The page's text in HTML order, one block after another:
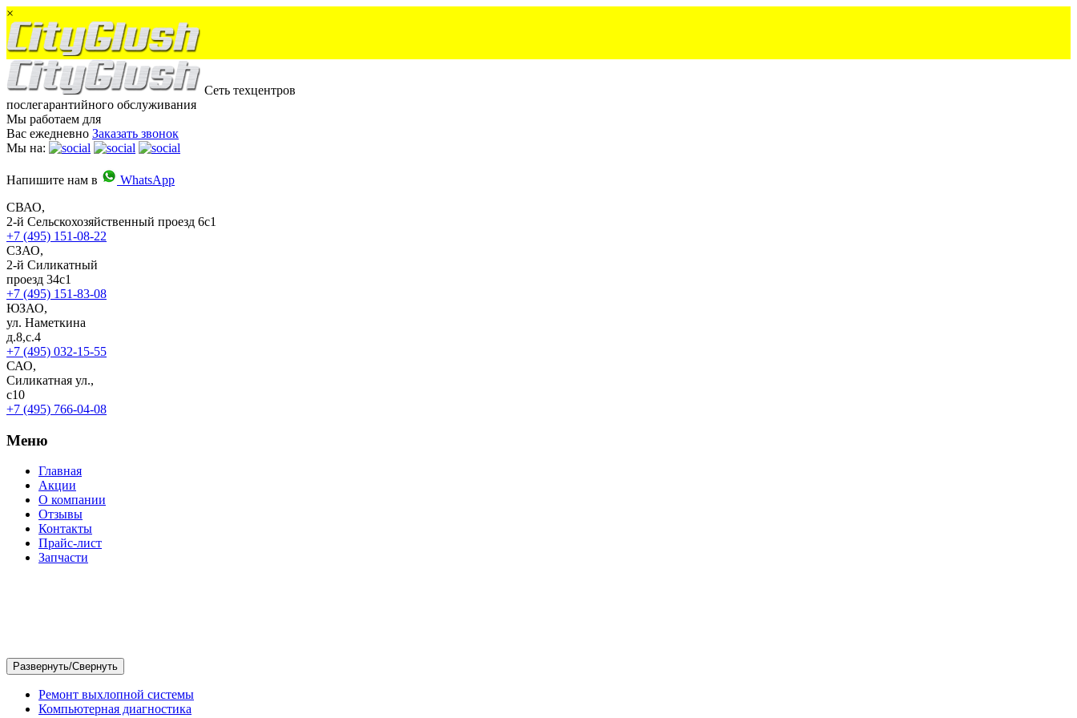
×
Сеть техцентров
послегарантийного обслуживания
Мы работаем для
Вас ежедневно Заказать звонок
Мы на:
Напишите нам в
WhatsApp
СВАО,
2-й Сельскохозяйственный проезд 6с1
+7 (495) 151-08-22
СЗАО,
2-й Силикатный
проезд 34с1
+7 (495) 151-83-08
ЮЗАО,
ул. Наметкина
д.8,с.4
+7 (495) 032-15-55
САО,
Силикатная ул.,
с10
+7 (495) 766-04-08
Меню
Главная
Акции
О компании
Отзывы
Контакты
Прайс-лист
Запчасти
Ремонт выхлопной системы
Компьютерная диагностика